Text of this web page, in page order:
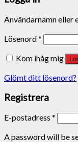
Användarnamn eller
Lösenord*
Kom ihåg mig
Glömt ditt lösenord?
Registrera
E-postadress *
A password will be